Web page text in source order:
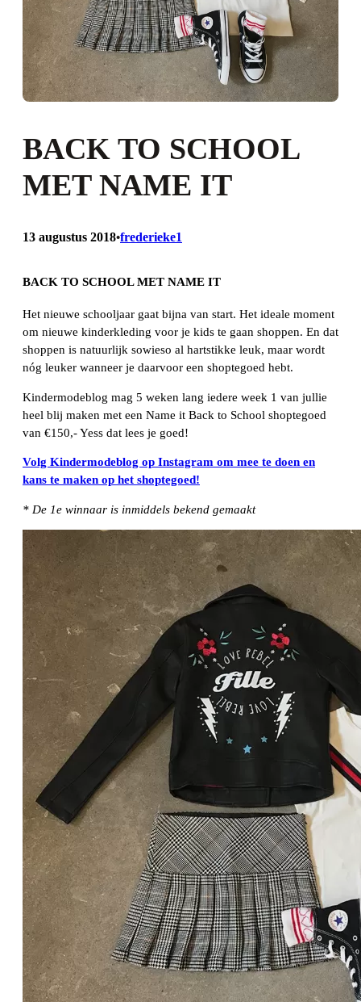
BACK TO SCHOOL
MET NAME IT
13 augustus 2018•frederieke1
BACK TO SCHOOL MET NAME IT
Het nieuwe schooljaar gaat bijna van start. Het ideale moment
om nieuwe kinderkleding voor je kids te gaan shoppen. En dat
shoppen is natuurlijk sowieso al hartstikke leuk, maar wordt
nóg leuker wanneer je daarvoor een shoptegoed hebt.
Kindermodeblog mag 5 weken lang iedere week 1 van jullie
heel blij maken met een Name it Back to School shoptegoed
van €150,- Yess dat lees je goed!
Volg Kindermodeblog op Instagram om mee te doen en
kans te maken op het shoptegoed!
* De 1e winnaar is inmiddels bekend gemaakt